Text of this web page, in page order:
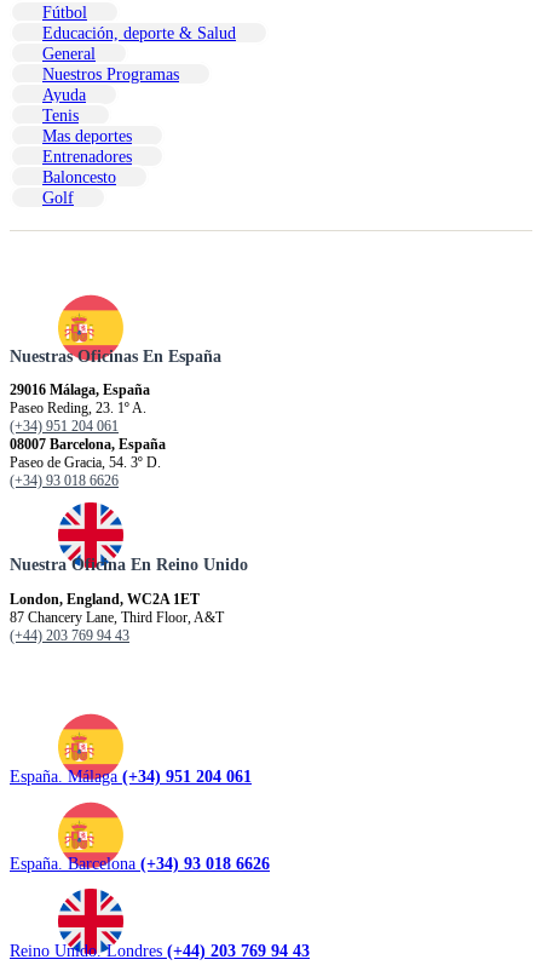
Fútbol
Educación, deporte & Salud
General
Nuestros Programas
Ayuda
Tenis
Mas deportes
Entrenadores
Baloncesto
Golf
Nuestras Oficinas En España
29016 Málaga, España
Paseo Reding, 23. 1º A.
(+34) 951 204 061
08007 Barcelona, España
Paseo de Gracia, 54. 3º D.
(+34) 93 018 6626
Nuestra Oficina En Reino Unido
London, England, WC2A 1ET
87 Chancery Lane, Third Floor, A&T
(+44) 203 769 94 43
España. Málaga (+34) 951 204 061
España. Barcelona (+34) 93 018 6626
Reino Unido. Londres (+44) 203 769 94 43